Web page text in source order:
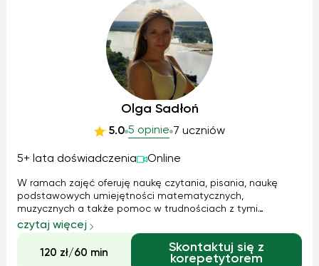
Olga Sadłoń
5.0 5 opinie 7 uczniów
5+ lata doświadczenia Online
W ramach zajęć oferuję naukę czytania, pisania, naukę
podstawowych umiejętności matematycznych,
muzycznych a także pomoc w trudnościach z tymi
zagadnieniami na kolejnych etapach edukacyjnych. Z
przyjemnością pomogę zarówno w osiągnięciu przez
dziecko t.zw. gotowości szkolnej, jak i popracuję nad dos...
czytaj więcej
120 zł/60 min
Skontaktuj się z
korepetytorem